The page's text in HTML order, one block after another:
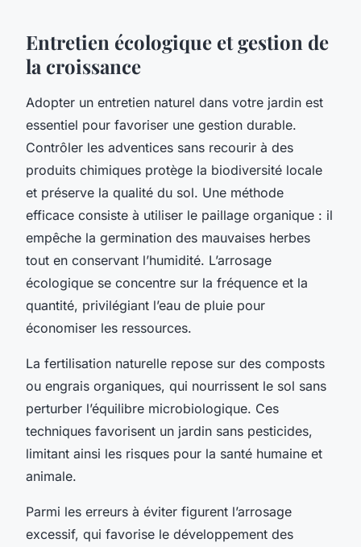
Entretien écologique et gestion de
la croissance
Adopter un entretien naturel dans votre jardin est
essentiel pour favoriser une gestion durable.
Contrôler les adventices sans recourir à des
produits chimiques protège la biodiversité locale
et préserve la qualité du sol. Une méthode
efficace consiste à utiliser le paillage organique : il
empêche la germination des mauvaises herbes
tout en conservant l’humidité. L’arrosage
écologique se concentre sur la fréquence et la
quantité, privilégiant l’eau de pluie pour
économiser les ressources.
La fertilisation naturelle repose sur des composts
ou engrais organiques, qui nourrissent le sol sans
perturber l’équilibre microbiologique. Ces
techniques favorisent un jardin sans pesticides,
limitant ainsi les risques pour la santé humaine et
animale.
Parmi les erreurs à éviter figurent l’arrosage
excessif, qui favorise le développement des